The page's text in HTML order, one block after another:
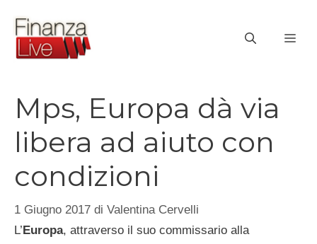
contenuto
Mps, Europa dà via
libera ad aiuto con
condizioni
1 Giugno 2017 di Valentina Cervelli
L’Europa, attraverso il suo commissario alla